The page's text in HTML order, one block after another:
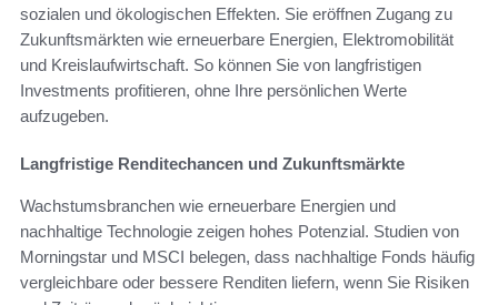
sozialen und ökologischen Effekten. Sie eröffnen Zugang zu
Zukunftsmärkten wie erneuerbare Energien, Elektromobilität
und Kreislaufwirtschaft. So können Sie von langfristigen
Investments profitieren, ohne Ihre persönlichen Werte
aufzugeben.
Langfristige Renditechancen und Zukunftsmärkte
Wachstumsbranchen wie erneuerbare Energien und
nachhaltige Technologie zeigen hohes Potenzial. Studien von
Morningstar und MSCI belegen, dass nachhaltige Fonds häufig
vergleichbare oder bessere Renditen liefern, wenn Sie Risiken